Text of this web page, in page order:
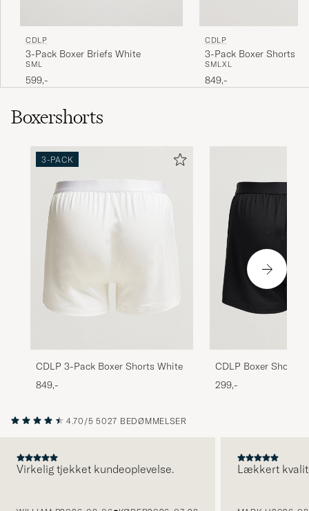
CDLP
3-Pack Boxer Briefs White
SML
599,-
CDLP
3-Pack Boxer Shorts
SMLXL
849,-
Boxershorts
3-PACK
CDLP 3-Pack Boxer Shorts White
849,-
CDLP Boxer Shorts
299,-
4.70/5 5027 BEDØMMELSER
Virkelig tjekket kundeoplevelse. Lækkert